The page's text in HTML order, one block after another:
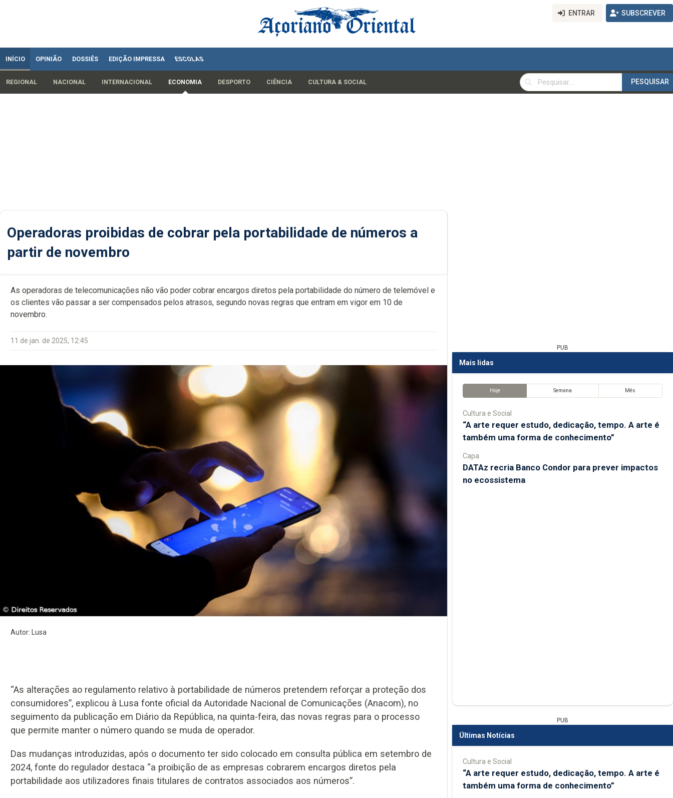
ENTRAR SUBSCREVER
INÍCIO OPINIÃO DOSSIÊS EDIÇÃO IMPRESSA ESCOLAS
REGIONAL NACIONAL INTERNACIONAL ECONOMIA DESPORTO CIÊNCIA CULTURA & SOCIAL
PESQUISAR
PESQUISAR
Operadoras proibidas de cobrar pela portabilidade de números a
partir de novembro
As operadoras de telecomunicações não vão poder cobrar encargos diretos pela portabilidade do número de telemóvel e
os clientes vão passar a ser compensados pelos atrasos, segundo novas regras que entram em vigor em 10 de
novembro.
11 de jan. de 2025, 12:45
Autor: Lusa
“As alterações ao regulamento relativo à portabilidade de números pretendem reforçar a proteção dos
consumidores”, explicou à Lusa fonte oficial da Autoridade Nacional de Comunicações (Anacom), no
seguimento da publicação em Diário da República, na quinta-feira, das novas regras para o processo
que permite manter o número quando se muda de operador.
Das mudanças introduzidas, após o documento ter sido colocado em consulta pública em setembro de
2024, fonte do regulador destaca “a proibição de as empresas cobrarem encargos diretos pela
portabilidade aos utilizadores finais titulares de contratos associados aos números”.
PUB
Mais lidas
Hoje Semana Mês
Cultura e Social
“A arte requer estudo, dedicação, tempo. A arte é
também uma forma de conhecimento”
Capa
DATAz recria Banco Condor para prever impactos
no ecossistema
PUB
Últimas Notícias
Cultura e Social
“A arte requer estudo, dedicação, tempo. A arte é
também uma forma de conhecimento”